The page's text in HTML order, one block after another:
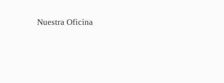
Nuestra Oficina